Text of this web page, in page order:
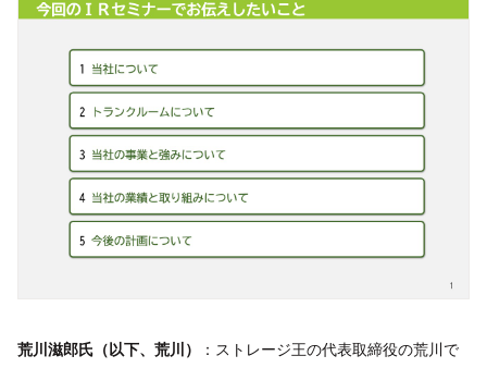
荒川滋郎氏（以下、荒川）
：ストレージ王の代表取締役の荒川で